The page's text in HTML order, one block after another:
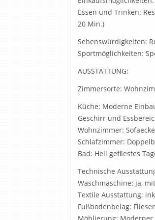
Essen und Trinken:
20 Min.)
Sehenswürdigkeiten:
Sportmöglichkeiten:
AUSSTATTUNG:
Zimmersorte:
Küche: Moderne
Geschirr und
Wohnzimmer:
Schlafzimmer:
Bad: Hell gefliestes
Technische
Waschmaschine: ja,
Textile Ausstattung:
Fußbodenbelag: